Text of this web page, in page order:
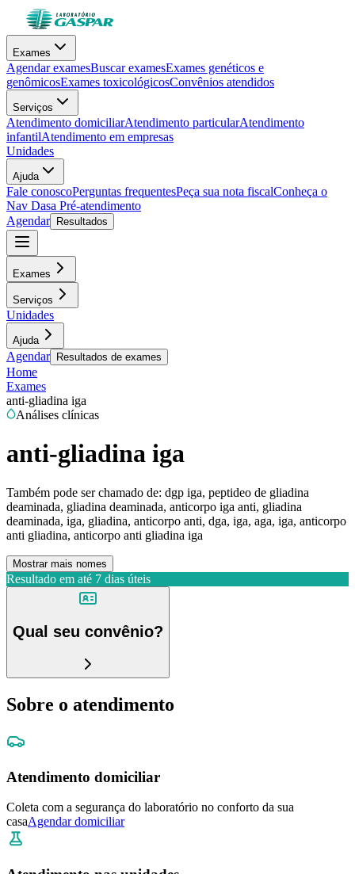
Exames
Agendar examesBuscar examesExames genéticos e
genômicosExames toxicológicosConvênios atendidos
Serviços
Atendimento domiciliarAtendimento particularAtendimento
infantilAtendimento em empresas
Unidades
Ajuda
Fale conoscoPerguntas frequentesPeça sua nota fiscalConheça o
Nav Dasa Pré-atendimento
Agendar
Resultados
Exames
Serviços
Unidades
Ajuda
Agendar Resultados de exames
Home
Exames
anti-gliadina iga
Análises clínicas
anti-gliadina iga
Também pode ser chamado de: dgp iga, peptideo de gliadina
deaminada, gliadina deaminada, anticorpo iga anti, gliadina
deaminada, iga, gliadina, anticorpo anti, dga, iga, aga, iga, anticorpo
anti gliadina, anticorpo anti gliadina iga
Mostrar mais nomes
Resultado em até 7 dias úteis
Qual seu convênio?
Sobre o atendimento
Atendimento domiciliar
Coleta com a segurança do laboratório no conforto da sua
casaAgendar domiciliar